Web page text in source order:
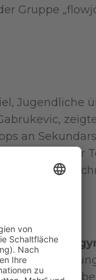
Gruppe
Jugendliche
an
der
von einer
Stück war